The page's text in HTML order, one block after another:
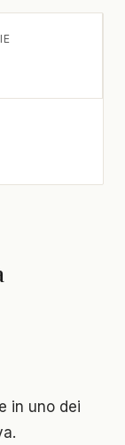
in uno dei